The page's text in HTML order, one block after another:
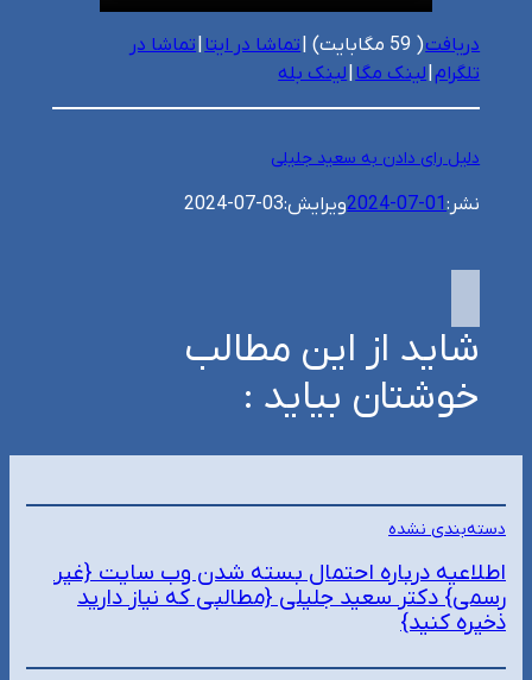
دریافت( 59 مگابایت) | تماشا در ایتا| تماشا در
تلگرام لینک مگا| لینک بله
دلیل رای دادن به سعید جلیلی
نشر:2024-07-01ویرایش:2024-07-03
شاید از این مطالب
خوشتان بیاید :
دسته‌بندی نشده
اطلاعیه درباره احتمال بسته شدن وب سایت {غیر
رسمی} دکتر سعید جلیلی {مطالبی که نیاز دارید
ذخیره کنید}